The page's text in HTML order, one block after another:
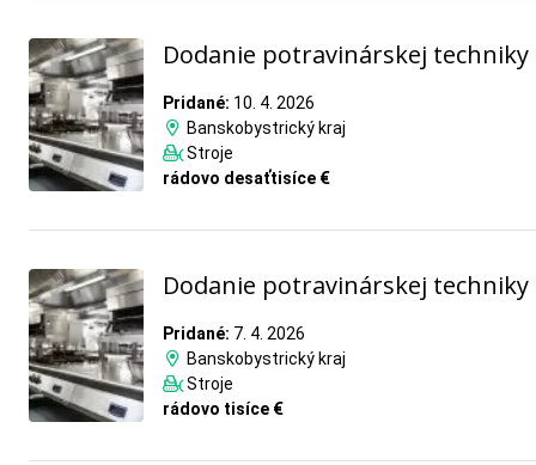
Dodanie potravinárskej techniky
Pridané: 10. 4. 2026
Banskobystrický kraj
Stroje
rádovo desaťtisíce €
Dodanie potravinárskej techniky
Pridané: 7. 4. 2026
Banskobystrický kraj
Stroje
rádovo tisíce €